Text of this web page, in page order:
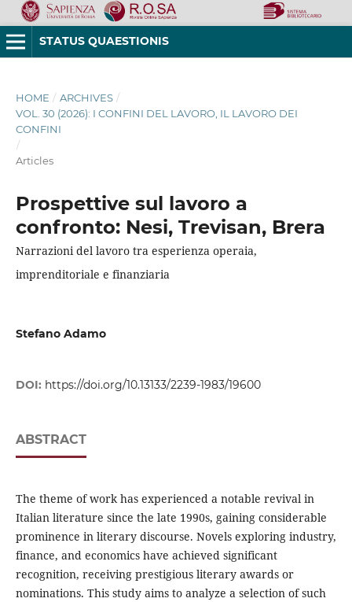
STATUS QUAESTIONIS
HOME / ARCHIVES /
VOL. 30 (2026): I CONFINI DEL LAVORO, IL LAVORO DEI
CONFINI
/
Articles
Prospettive sul lavoro a
confronto: Nesi, Trevisan, Brera
Narrazioni del lavoro tra esperienza operaia,
imprenditoriale e finanziaria
Stefano Adamo
DOI: https://doi.org/10.13133/2239-1983/19600
ABSTRACT
The theme of work has experienced a notable revival in
Italian literature since the late 1990s, gaining considerable
prominence in literary discourse. Novels exploring industry,
finance, and economics have achieved significant
recognition, receiving prestigious literary awards or
nominations. This study aims to analyze a selection of such